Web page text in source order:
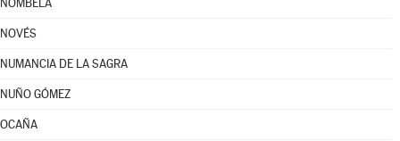
NOMBELA
NOVÉS
NUMANCIA DE LA SAGRA
NUÑO GÓMEZ
OCAÑA